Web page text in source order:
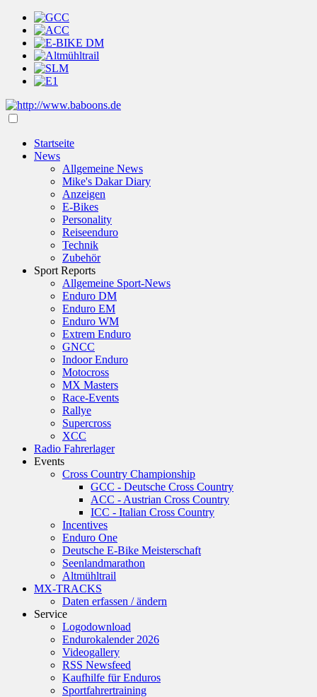
Startseite
News
Allgemeine News
Mike's Dakar Diary
Anzeigen
E-Bikes
Personality
Reiseenduro
Technik
Zubehör
Sport Reports
Allgemeine Sport-News
Enduro DM
Enduro EM
Enduro WM
Extrem Enduro
GNCC
Indoor Enduro
Motocross
MX Masters
Race-Events
Rallye
Supercross
XCC
Radio Fahrerlager
Events
Cross Country Championship
GCC - Deutsche Cross Country
ACC - Austrian Cross Country
ICC - Italian Cross Country
Incentives
Enduro One
Deutsche E-Bike Meisterschaft
Seenlandmarathon
Altmühltrail
MX-TRACKS
Daten erfassen / ändern
Service
Logodownload
Endurokalender 2026
Videogallery
RSS Newsfeed
Kaufhilfe für Enduros
Sportfahrertraining